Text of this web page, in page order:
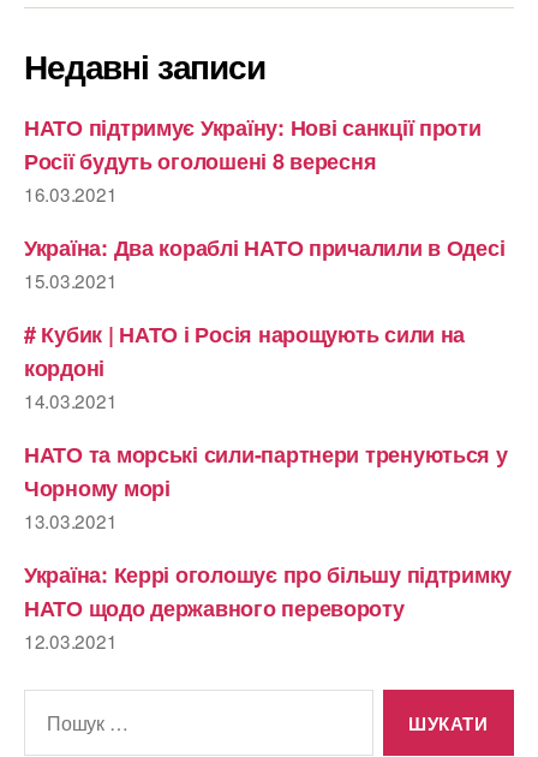
Недавні записи
НАТО підтримує Україну: Нові санкції проти
Росії будуть оголошені 8 вересня
16.03.2021
Україна: Два кораблі НАТО причалили в Одесі
15.03.2021
# Кубик | НАТО і Росія нарощують сили на
кордоні
14.03.2021
НАТО та морські сили-партнери тренуються у
Чорному морі
13.03.2021
Україна: Керрі оголошує про більшу підтримку
НАТО щодо державного перевороту
12.03.2021